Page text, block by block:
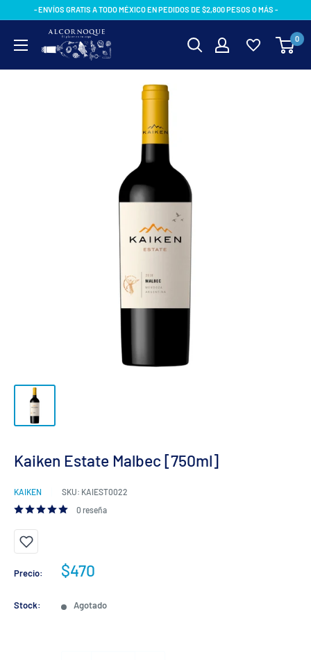
- ENVÍOS GRATIS A TODO MÉXICO EN PEDIDOS DE $2,800 PESOS O MÁS -
AlcornoqueMX 0
Kaiken Estate Malbec [750ml]
KAIKEN SKU: KAIEST0022
0 reseña
Precio:
Precio
venta
$470
Stock: Agotado